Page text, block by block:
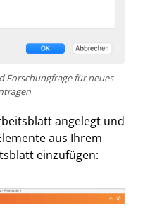
Forschungfrage für neues
angelegt und
aus Ihrem
einzufügen: